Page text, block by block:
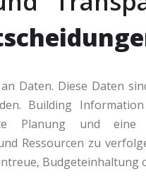
Daten. Diese Daten
Building
Planung und eine
Ressourcen zu
Budgeteinhaltung